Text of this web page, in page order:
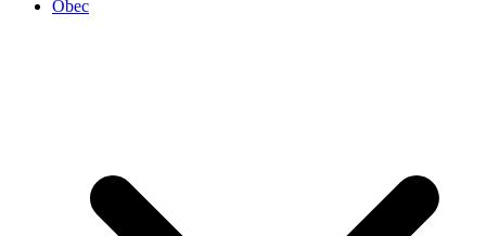
Obec